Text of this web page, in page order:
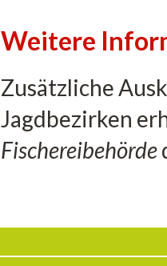
Weitere
Zusätzliche
Jagdbezirken
Fischereibehörde